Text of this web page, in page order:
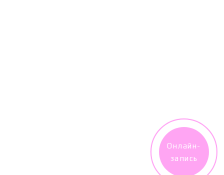
Онлайн-
запись